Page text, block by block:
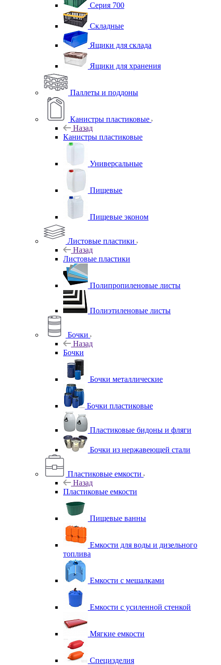
Серия 700
Складные
Ящики для склада
Ящики для хранения
Паллеты и поддоны
Канистры пластиковые
Назад
Канистры пластиковые
Универсальные
Пищевые
Пищевые эконом
Листовые пластики
Назад
Листовые пластики
Полипропиленовые листы
Полиэтиленовые листы
Бочки
Назад
Бочки
Бочки металлические
Бочки пластиковые
Пластиковые бидоны и фляги
Бочки из нержавеющей стали
Пластиковые емкости
Назад
Пластиковые емкости
Пищевые ванны
Емкости для воды и дизельного
топлива
Емкости с мешалками
Емкости с усиленной стенкой
Мягкие емкости
Специзделия